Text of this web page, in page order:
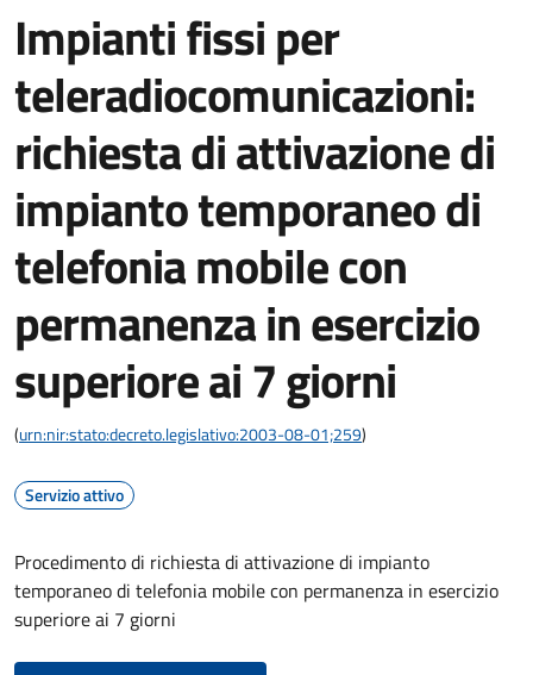
Impianti fissi per
teleradiocomunicazioni:
richiesta di attivazione di
impianto temporaneo di
telefonia mobile con
permanenza in esercizio
superiore ai 7 giorni
(urn:nir:stato:decreto.legislativo:2003-08-01;259)
Servizio attivo
Procedimento di richiesta di attivazione di impianto
temporaneo di telefonia mobile con permanenza in esercizio
superiore ai 7 giorni